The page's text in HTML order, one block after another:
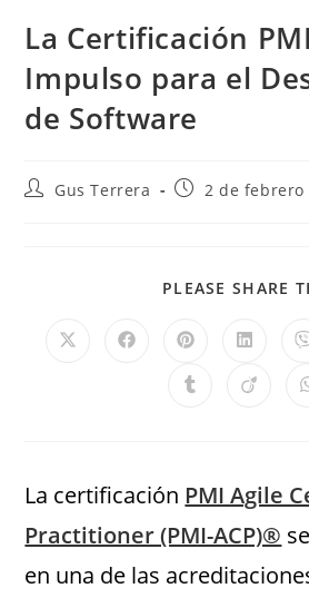
La Certificación
Impulso para el
de Software
Gus Terrera 2 de febrero
PLEASE SHARE
La certificación PMI Agile
Practitioner (PMI-ACP)®
en una de las